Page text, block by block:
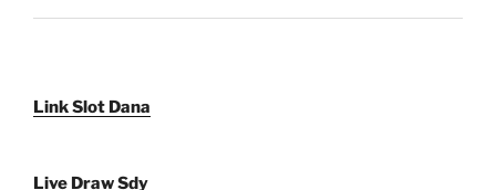
Link Slot Dana
Live Draw Sdy